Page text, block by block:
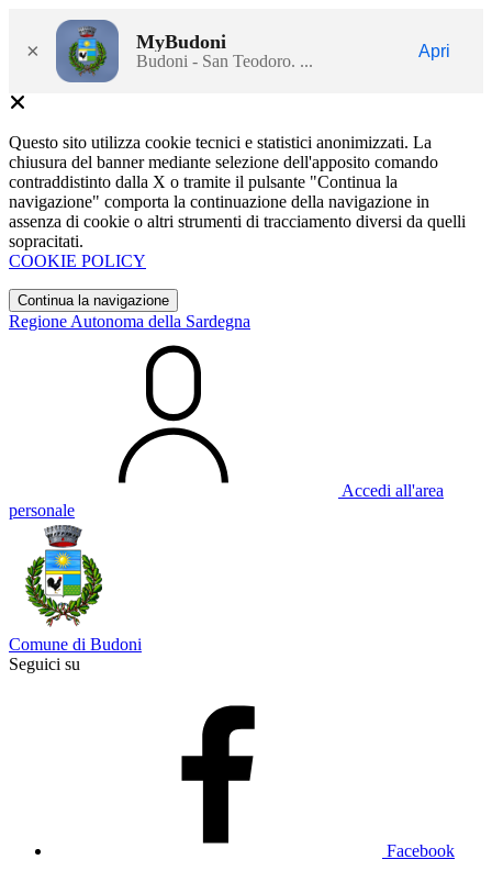
× MyBudoni
Budoni - San Teodoro. ...
Apri
Questo sito utilizza cookie tecnici e statistici anonimizzati. La
chiusura del banner mediante selezione dell'apposito comando
contraddistinto dalla X o tramite il pulsante "Continua la
navigazione" comporta la continuazione della navigazione in
assenza di cookie o altri strumenti di tracciamento diversi da quelli
sopracitati.
COOKIE POLICY
Continua la navigazione
Regione Autonoma della Sardegna
Accedi all'area
personale
Comune di Budoni
Seguici su
Facebook